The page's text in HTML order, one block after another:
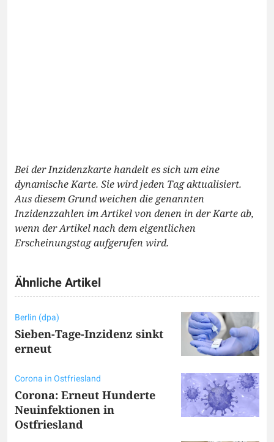
Bei der Inzidenzkarte handelt es sich um eine
dynamische Karte. Sie wird jeden Tag aktualisiert.
Aus diesem Grund weichen die genannten
Inzidenzzahlen im Artikel von denen in der Karte ab,
wenn der Artikel nach dem eigentlichen
Erscheinungstag aufgerufen wird.
Ähnliche Artikel
Berlin (dpa)
Sieben-Tage-Inzidenz sinkt
erneut
Corona in Ostfriesland
Corona: Erneut Hunderte
Neuinfektionen in
Ostfriesland